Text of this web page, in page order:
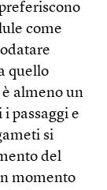
come
quello
almeno un
passaggi e
si
del
momento